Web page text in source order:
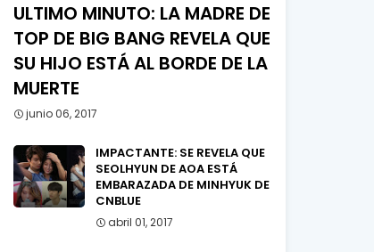
ULTIMO MINUTO: LA MADRE DE
TOP DE BIG BANG REVELA QUE
SU HIJO ESTÁ AL BORDE DE LA
MUERTE
junio 06, 2017
IMPACTANTE: SE REVELA QUE
SEOLHYUN DE AOA ESTÁ
EMBARAZADA DE MINHYUK DE
CNBLUE
abril 01, 2017